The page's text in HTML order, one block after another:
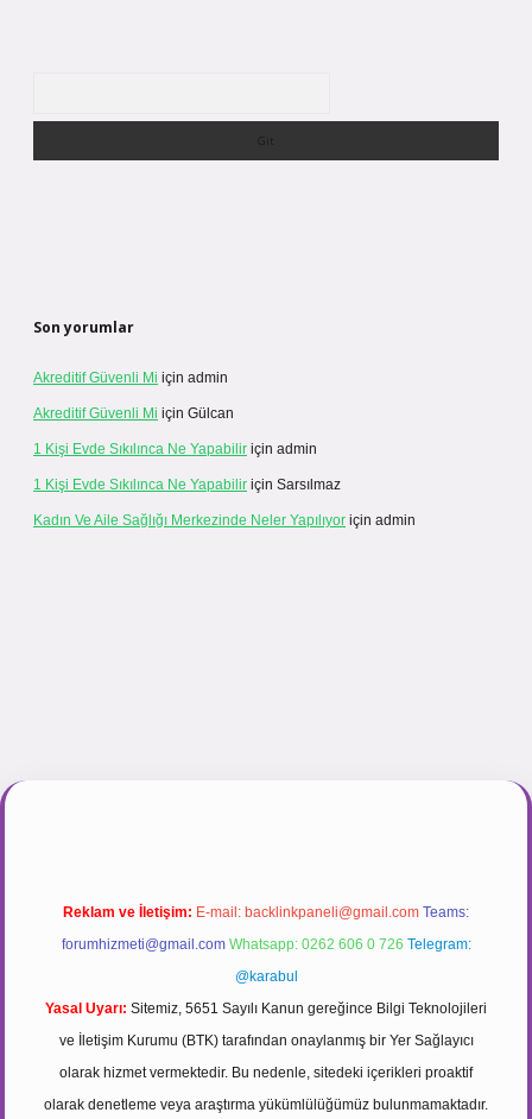
Son yorumlar
Akreditif Güvenli Mi için admin
Akreditif Güvenli Mi için Gülcan
1 Kişi Evde Sıkılınca Ne Yapabilir için admin
1 Kişi Evde Sıkılınca Ne Yapabilir için Sarsılmaz
Kadın Ve Aile Sağlığı Merkezinde Neler Yapılıyor için admin
Reklam ve İletişim: E-mail: backlinkpaneli@gmail.com Teams:
forumhizmeti@gmail.com Whatsapp: 0262 606 0 726 Telegram:
@karabul
Yasal Uyarı: Sitemiz, 5651 Sayılı Kanun gereğince Bilgi Teknolojileri
ve İletişim Kurumu (BTK) tarafından onaylanmış bir Yer Sağlayıcı
olarak hizmet vermektedir. Bu nedenle, sitedeki içerikleri proaktif
olarak denetleme veya araştırma yükümlülüğümüz bulunmamaktadır.